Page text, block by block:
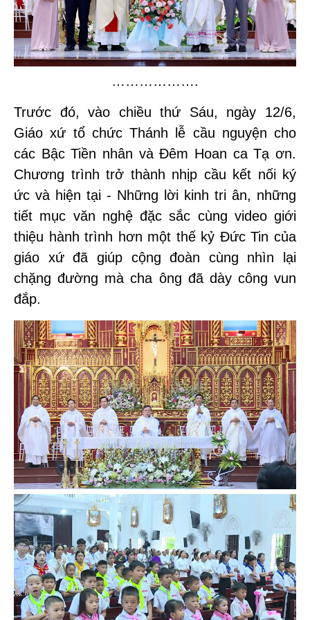
……………….
Trước đó, vào chiều thứ Sáu, ngày 12/6,
Giáo xứ tổ chức Thánh lễ cầu nguyện cho
các Bậc Tiền nhân và Đêm Hoan ca Tạ ơn.
Chương trình trở thành nhịp cầu kết nối ký
ức và hiện tại - Những lời kinh tri ân, những
tiết mục văn nghệ đặc sắc cùng video giới
thiệu hành trình hơn một thế kỷ Đức Tin của
giáo xứ đã giúp cộng đoàn cùng nhìn lại
chặng đường mà cha ông đã dày công vun
đắp.